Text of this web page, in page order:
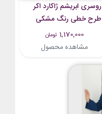
روسری ابریشم ژاکارد اکر
طرح خطی رنگ مشکی
1,170,000 تومان
مشاهده محصول